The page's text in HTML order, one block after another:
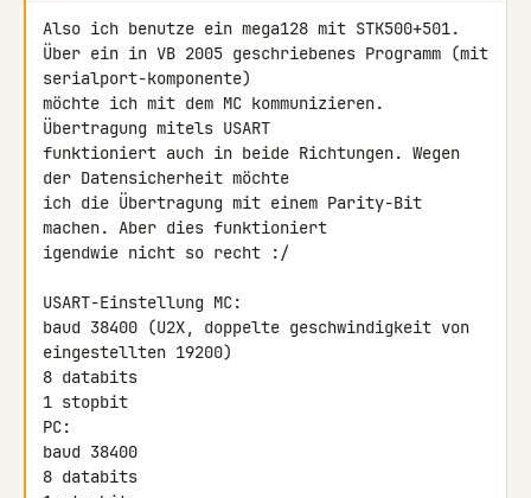
Also ich benutze ein mega128 mit STK500+501.
Über ein in VB 2005 geschriebenes Programm (mit
serialport-komponente)
möchte ich mit dem MC kommunizieren.
Übertragung mitels USART
funktioniert auch in beide Richtungen. Wegen
der Datensicherheit möchte
ich die Übertragung mit einem Parity-Bit
machen. Aber dies funktioniert
igendwie nicht so recht :/
USART-Einstellung MC:
baud 38400 (U2X, doppelte geschwindigkeit von
eingestellten 19200)
8 databits
1 stopbit
PC:
baud 38400
8 databits